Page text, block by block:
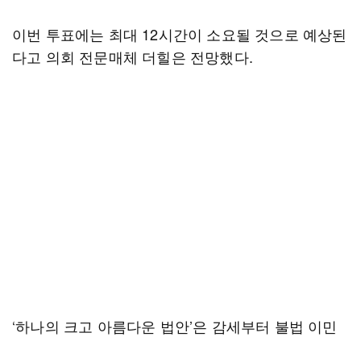
이번 투표에는 최대 12시간이 소요될 것으로 예상된
다고 의회 전문매체 더힐은 전망했다.
‘하나의 크고 아름다운 법안’은 감세부터 불법 이민